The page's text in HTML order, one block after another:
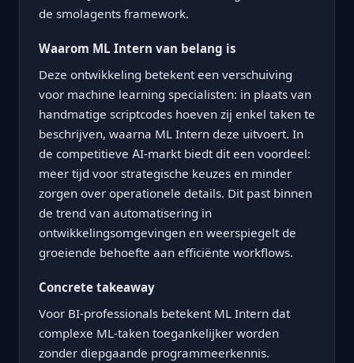
de smolagents framework.
Waarom ML Intern van belang is
Deze ontwikkeling betekent een verschuiving
voor machine learning specialisten: in plaats van
handmatige scriptcodes hoeven zij enkel taken te
beschrijven, waarna ML Intern deze uitvoert. In
de competitieve AI-markt biedt dit een voordeel:
meer tijd voor strategische keuzes en minder
zorgen over operationele details. Dit past binnen
de trend van automatisering in
ontwikkelingsomgevingen en weerspiegelt de
groeiende behoefte aan efficiënte workflows.
Concrete takeaway
Voor BI-professionals betekent ML Intern dat
complexe ML-taken toegankelijker worden
zonder diepgaande programmeerkennis.